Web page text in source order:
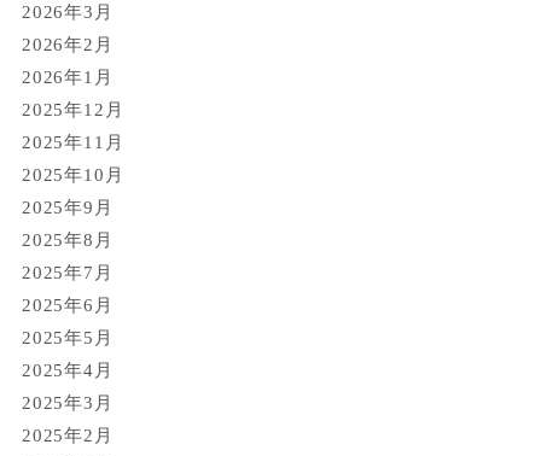
2026年3月
2026年2月
2026年1月
2025年12月
2025年11月
2025年10月
2025年9月
2025年8月
2025年7月
2025年6月
2025年5月
2025年4月
2025年3月
2025年2月